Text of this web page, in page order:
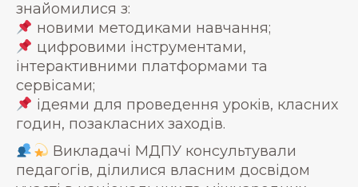
знайомилися з:
новими методиками навчання;
цифровими інструментами,
інтерактивними платформами та
сервісами;
ідеями для проведення уроків, класних
годин, позакласних заходів.
Викладачі МДПУ консультували
педагогів, ділилися власним досвідом